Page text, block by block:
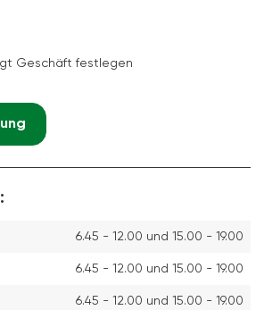
Geschäft festlegen
6.45 - 12.00 und 15.00 - 19.00
6.45 - 12.00 und 15.00 - 19.00
6.45 - 12.00 und 15.00 - 19.00